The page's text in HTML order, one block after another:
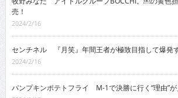
売！
2024/2/16
センチネル 『月笑』年間王者が極致目指して爆発
2024/2/16
パンプキンポテトフライ M-1で決勝に行く“理由”